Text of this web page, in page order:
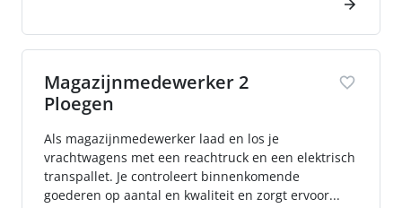
Magazijnmedewerker 2
Ploegen
Als magazijnmedewerker laad en los je
vrachtwagens met een reachtruck en een elektrisch
transpallet. Je controleert binnenkomende
goederen op aantal en kwaliteit en zorgt ervoor...